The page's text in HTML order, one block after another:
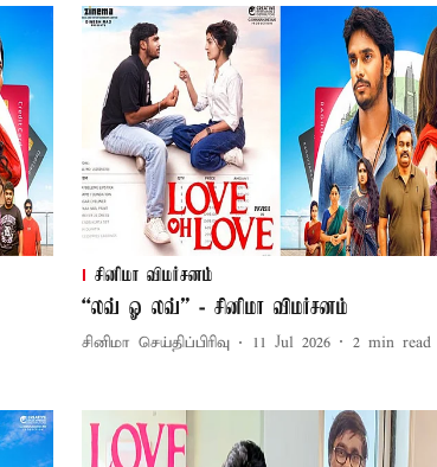
சினிமா விமர்சனம்
“லவ் ஓ லவ்” - சினிமா விமர்சனம்
சினிமா செய்திப்பிரிவு 11 Jul 2026 2 min read